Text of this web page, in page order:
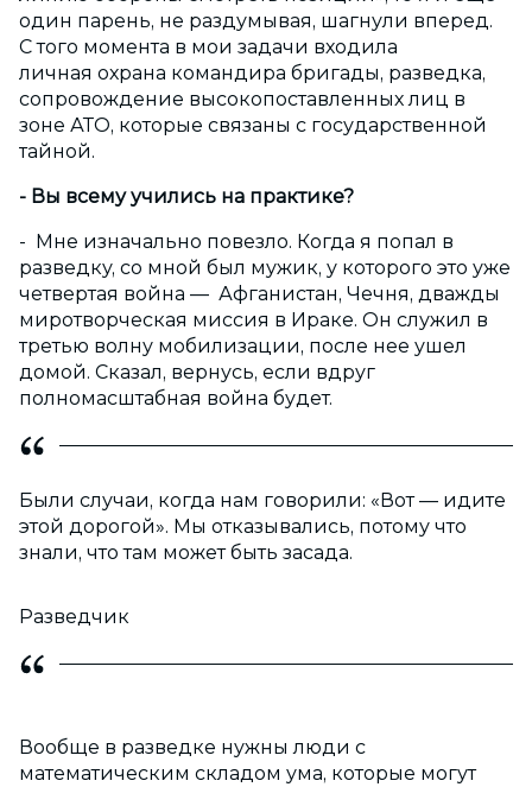
один парень, не раздумывая, шагнули вперед.
С того момента в мои задачи входила
личная охрана командира бригады, разведка,
сопровождение высокопоставленных лиц в
зоне АТО, которые связаны с государственной
тайной.
- Вы всему учились на практике?
- Мне изначально повезло. Когда я попал в
разведку, со мной был мужик, у которого это уже
четвертая война — Афганистан, Чечня, дважды
миротворческая миссия в Ираке. Он служил в
третью волну мобилизации, после нее ушел
домой. Сказал, вернусь, если вдруг
полномасштабная война будет.
Были случаи, когда нам говорили: «Вот — идите
этой дорогой». Мы отказывались, потому что
знали, что там может быть засада.
Разведчик
Вообще в разведке нужны люди с
математическим складом ума, которые могут